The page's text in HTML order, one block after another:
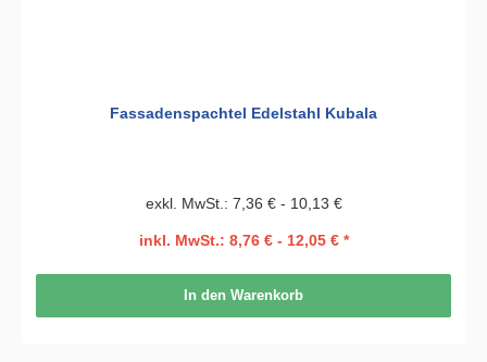
Fassadenspachtel Edelstahl Kubala
exkl. MwSt.: 7,36 € - 10,13 €
inkl. MwSt.: 8,76 € - 12,05 € *
In den Warenkorb